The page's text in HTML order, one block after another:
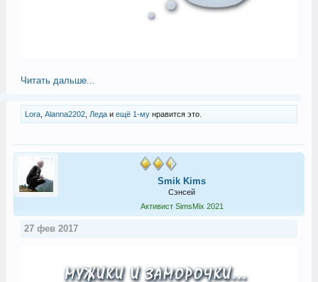
Читать дальше...
Lora, Alanna2202, Ледаи ещё 1-мунравится это.
Smik Kims
Сэнсей
Активист SimsMix 2021
27 фев 2017